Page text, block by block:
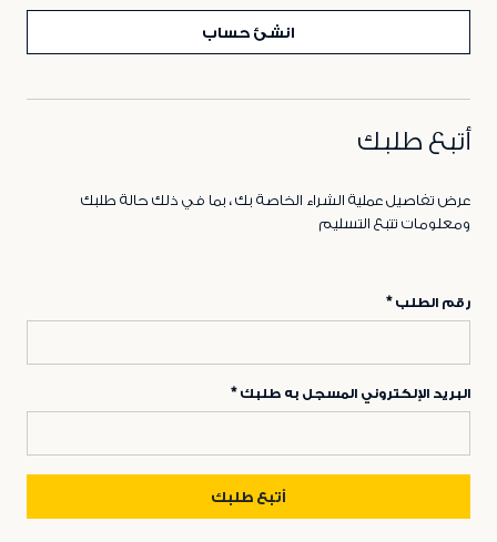
انشئ حساب
أتبع طلبك
عرض تفاصيل عملية الشراء الخاصة بك ، بما في ذلك حالة طلبك
ومعلومات تتبع التسليم
رقم الطلب
البريد الإلكتروني المسجل به طلبك
أتبع طلبك